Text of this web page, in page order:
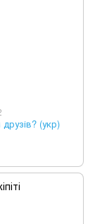
(укр)